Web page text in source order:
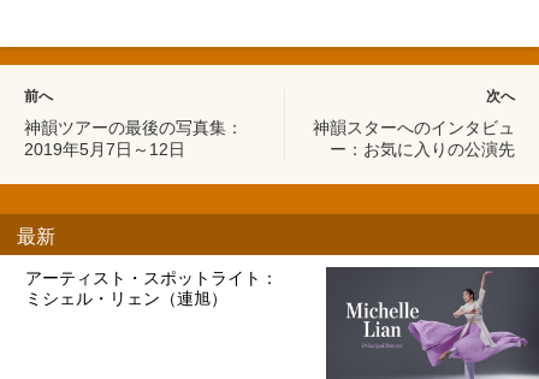
前へ
神韻ツアーの最後の写真集：
2019年5月7日～12日
次へ
神韻スターへのインタビュ
ー：お気に入りの公演先
最新
アーティスト・スポットライト：
ミシェル・リェン（連旭）